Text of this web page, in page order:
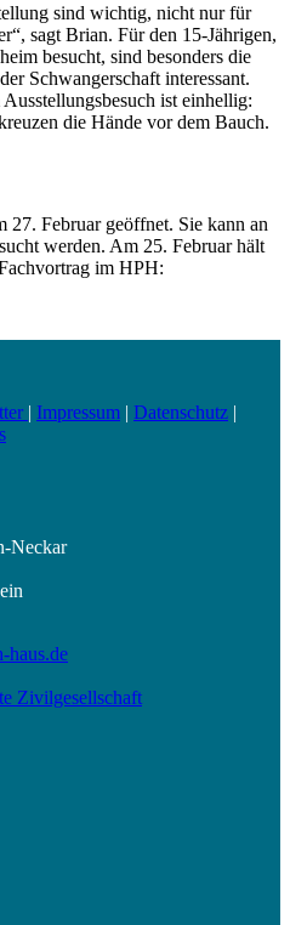
sind wichtig, nicht nur für
sagt Brian. Für den 15-Jährigen,
besucht, sind besonders die
Schwangerschaft interessant.
ist einhellig:
die Hände vor dem Bauch.
27. Februar geöffnet. Sie kann an
werden. Am 25. Februar hält
im HPH:
| Impressum | Datenschutz |
Neckar
haus.de